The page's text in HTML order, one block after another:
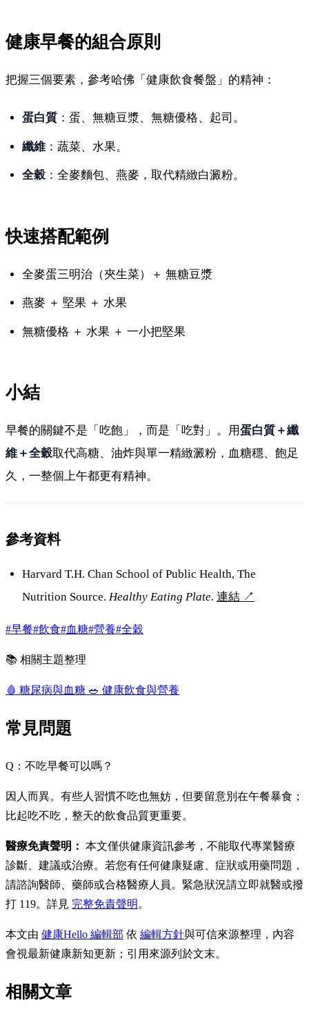
健康早餐的組合原則
把握三個要素，參考哈佛「健康飲食餐盤」的精神：
蛋白質 ：蛋、無糖豆漿、無糖優格、起司。
纖維 ：蔬菜、水果。
全穀 ：全麥麵包、燕麥，取代精緻白澱粉。
快速搭配範例
全麥蛋三明治（夾生菜）＋ 無糖豆漿
燕麥 ＋ 堅果 ＋ 水果
無糖優格 ＋ 水果 ＋ 一小把堅果
小結
早餐的關鍵不是「吃飽」，而是「吃對」。用蛋白質＋纖
維＋全穀取代高糖、油炸與單一精緻澱粉，血糖穩、飽足
久，一整個上午都更有精神。
參考資料
Harvard T.H. Chan School of Public Health, The
Nutrition Source.Healthy Eating Plate. 連結 ↗
#早餐#飲食#血糖#營養#全穀
📚 相關主題整理
🩸 糖尿病與血糖 🥗 健康飲食與營養
常見問題
Q：不吃早餐可以嗎？
因人而異。有些人習慣不吃也無妨，但要留意別在午餐暴食；
比起吃不吃，整天的飲食品質更重要。
醫療免責聲明： 本文僅供健康資訊參考，不能取代專業醫療
診斷、建議或治療。若您有任何健康疑慮、症狀或用藥問題，
請諮詢醫師、藥師或合格醫療人員。緊急狀況請立即就醫或撥
打 119。詳見 完整免責聲明 。
本文由 健康Hello 編輯部 依 編輯方針與可信來源整理，內容
會視最新健康新知更新；引用來源列於文末。
相關文章